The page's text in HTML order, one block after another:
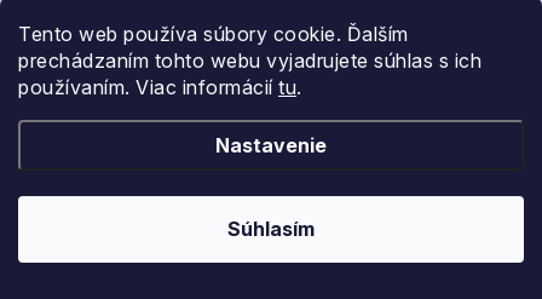
Tento web používa súbory cookie. Ďalším
prechádzaním tohto webu vyjadrujete súhlas s ich
používaním. Viac informácií tu.
Nastavenie
Súhlasím
+421 907 947 362